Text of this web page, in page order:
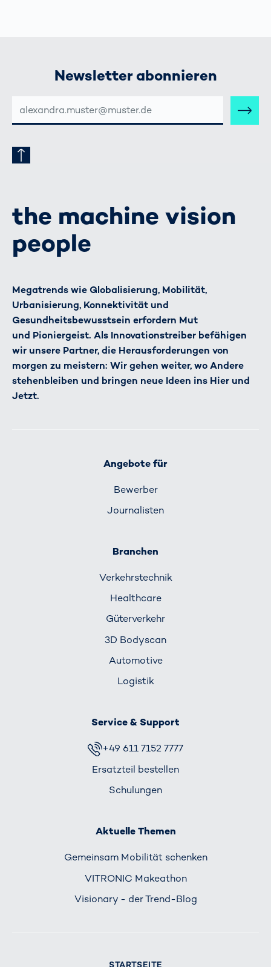
Newsletter abonnieren
MAIL-
ADRESSE
the machine vision
people
Megatrends wie Globalisierung, Mobilität,
Urbanisierung, Konnektivität und
Gesundheitsbewusstsein erfordern Mut
und Pioniergeist. Als Innovationstreiber befähigen
wir unsere Partner, die Herausforderungen von
morgen zu meistern: Wir gehen weiter, wo Andere
stehenbleiben und bringen neue Ideen ins Hier und
Jetzt.
Angebote für
Bewerber
Journalisten
Branchen
Verkehrs­technik
Healthcare
Güterverkehr
3D Bodyscan
Automotive
Logistik
Service & Support
+49 611 7152 7777
Ersatzteil bestellen
Schulungen
Aktuelle Themen
Gemeinsam Mobilität schenken
VITRONIC Makeathon
Visionary - der Trend-Blog
STARTSEITE